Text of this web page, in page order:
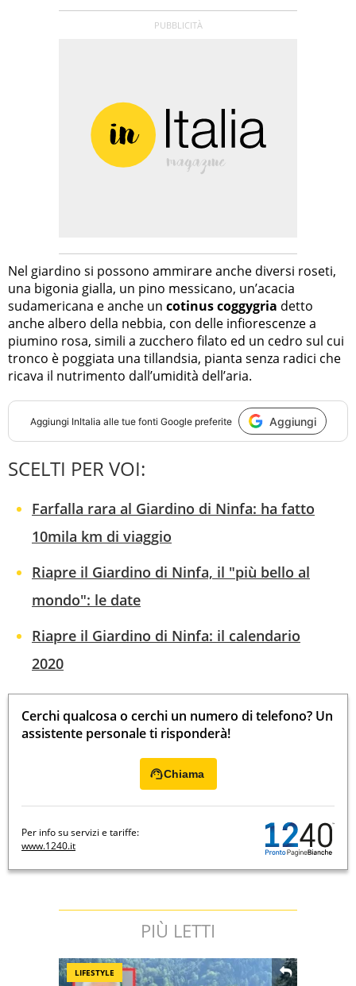
Nel giardino si possono ammirare anche diversi roseti,
una bigonia gialla, un pino messicano, un’acacia
sudamericana e anche un cotinus coggygria detto
anche albero della nebbia, con delle infiorescenze a
piumino rosa, simili a zucchero filato ed un cedro sul cui
tronco è poggiata una tillandsia, pianta senza radici che
ricava il nutrimento dall’umidità dell’aria.
Aggiungi InItalia alle tue fonti Google preferite Aggiungi
SCELTI PER VOI:
Farfalla rara al Giardino di Ninfa: ha fatto
10mila km di viaggio
Riapre il Giardino di Ninfa, il "più bello al
mondo": le date
Riapre il Giardino di Ninfa: il calendario
2020
Cerchi qualcosa o cerchi un numero di telefono? Un
assistente personale ti risponderà!
Chiama
Per info su servizi e tariffe:
www.1240.it
PIÙ LETTI
LIFESTYLE